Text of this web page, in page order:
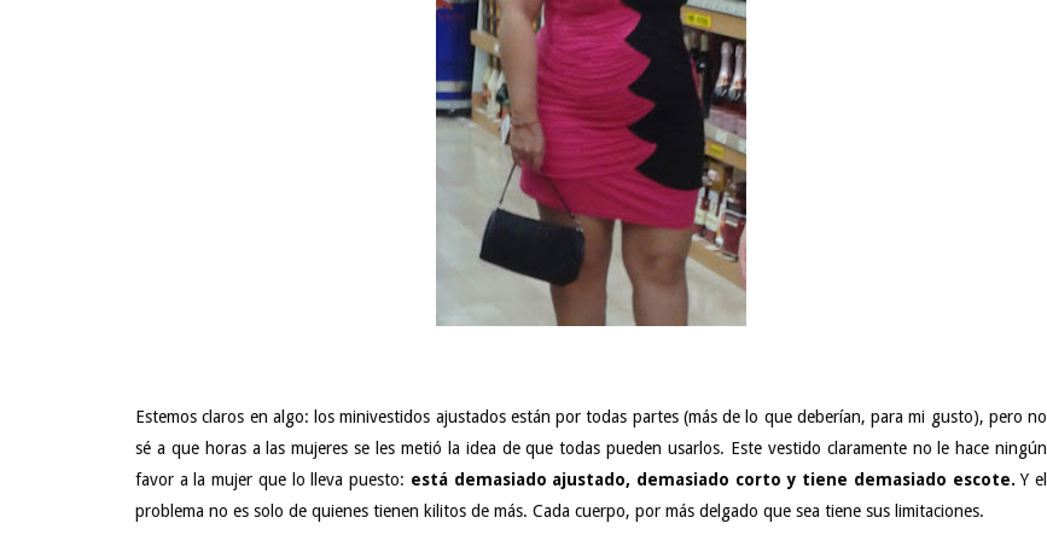
Estemos claros en algo: los minivestidos ajustados están por todas partes (más de lo que deberían, para mi gusto), pero no
sé a que horas a las mujeres se les metió la idea de que todas pueden usarlos. Este vestido claramente no le hace ningún
favor a la mujer que lo lleva puesto: está demasiado ajustado, demasiado corto y tiene demasiado escote. Y el
problema no es solo de quienes tienen kilitos de más. Cada cuerpo, por más delgado que sea tiene sus limitaciones.